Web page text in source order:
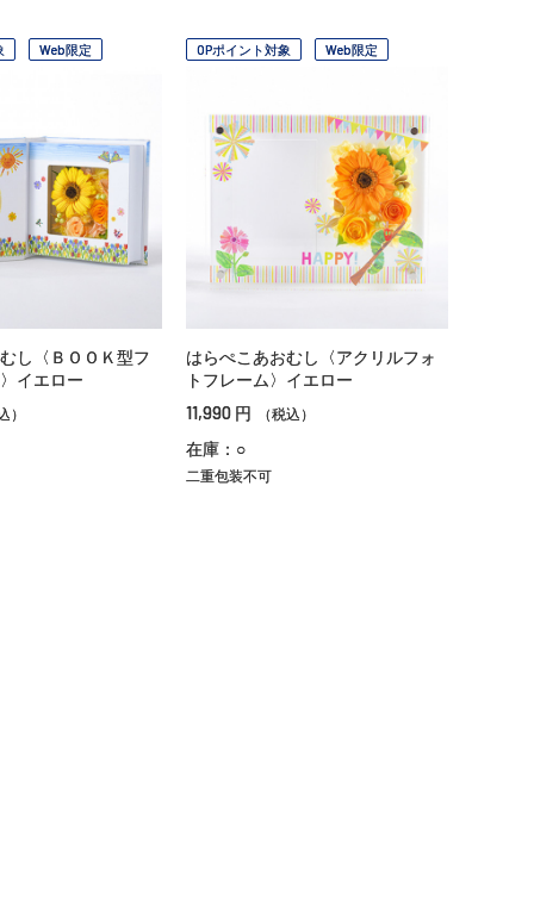
Web限定
し〈ＢＯＯＫ型フ
イエロー
）
OPポイント対象 Web限定
はらぺこあおむし〈アクリルフォ
トフレーム〉イエロー
11,990 円 （税込）
在庫：○
二重包装不可